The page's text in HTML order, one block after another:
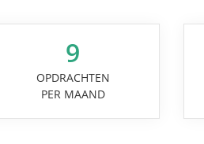
9
OPDRACHTEN
PER MAAND